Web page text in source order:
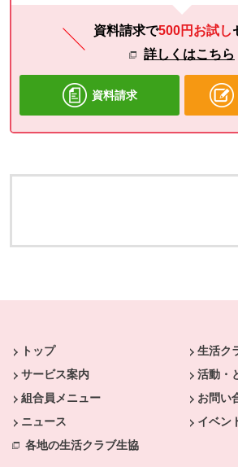
資料請求で500円お試し
詳しくはこちら
資料請求
トップ
生活ク
サービス案内
活動・
組合員メニュー
お問い
ニュース
イベン
各地の生活クラブ生協